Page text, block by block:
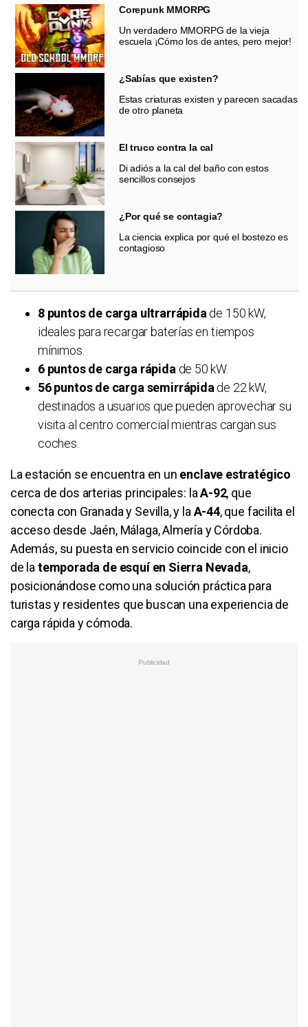
Corepunk MMORPG
Un verdadero MMORPG de la vieja
escuela ¡Cómo los de antes, pero mejor!
¿Sabías que existen?
Estas criaturas existen y parecen sacadas
de otro planeta
El truco contra la cal
Di adiós a la cal del baño con estos
sencillos consejos
¿Por qué se contagia?
La ciencia explica por qué el bostezo es
contagioso
8 puntos de carga ultrarrápida de 150 kW,
ideales para recargar baterías en tiempos
mínimos.
6 puntos de carga rápida de 50 kW.
56 puntos de carga semirrápida de 22 kW,
destinados a usuarios que pueden aprovechar su
visita al centro comercial mientras cargan sus
coches.
La estación se encuentra en un enclave estratégico
cerca de dos arterias principales: laA-92, que
conecta con Granada y Sevilla, y la A-44, que facilita el
acceso desde Jaén, Málaga, Almería y Córdoba.
Además, su puesta en servicio coincide con el inicio
de la temporada de esquí en Sierra Nevada,
posicionándose como una solución práctica para
turistas y residentes que buscan una experiencia de
carga rápida y cómoda.